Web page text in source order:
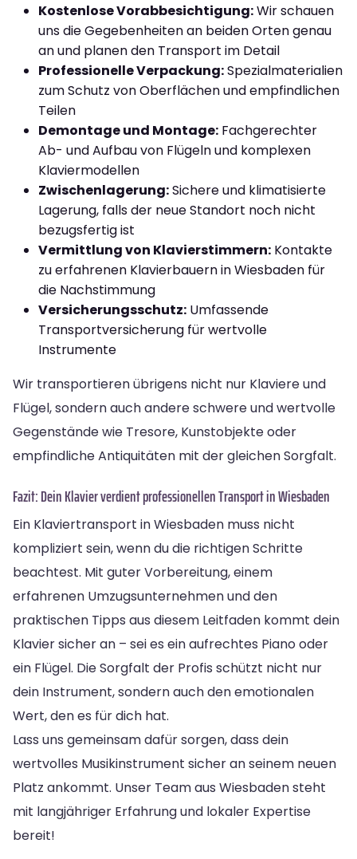
Kostenlose Vorabbesichtigung:Wir schauen
uns die Gegebenheiten an beiden Orten genau
an und planen den Transport im Detail
Professionelle Verpackung:Spezialmaterialien
zum Schutz von Oberflächen und empfindlichen
Teilen
Demontage und Montage: Fachgerechter
Ab- und Aufbau von Flügeln und komplexen
Klaviermodellen
Zwischenlagerung:Sichere und klimatisierte
Lagerung, falls der neue Standort noch nicht
bezugsfertig ist
Vermittlung von Klavierstimmern: Kontakte
zu erfahrenen Klavierbauern in Wiesbaden für
die Nachstimmung
Versicherungsschutz: Umfassende
Transportversicherung für wertvolle
Instrumente
Wir transportieren übrigens nicht nur Klaviere und
Flügel, sondern auch andere schwere und wertvolle
Gegenstände wie Tresore, Kunstobjekte oder
empfindliche Antiquitäten mit der gleichen Sorgfalt.
Fazit: Dein Klavier verdient professionellen Transport in Wiesbaden
Ein Klaviertransport in Wiesbaden muss nicht
kompliziert sein, wenn du die richtigen Schritte
beachtest. Mit guter Vorbereitung, einem
erfahrenen Umzugsunternehmen und den
praktischen Tipps aus diesem Leitfaden kommt dein
Klavier sicher an – sei es ein aufrechtes Piano oder
ein Flügel. Die Sorgfalt der Profis schützt nicht nur
dein Instrument, sondern auch den emotionalen
Wert, den es für dich hat.
Lass uns gemeinsam dafür sorgen, dass dein
wertvolles Musikinstrument sicher an seinem neuen
Platz ankommt. Unser Team aus Wiesbaden steht
mit langjähriger Erfahrung und lokaler Expertise
bereit!